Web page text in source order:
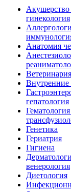
Акушерство
гинекология
Анатомия
Ветеринария
Внутренние
гепатология
Генетика
Гериатрия
Гигиена
венерология
Диетология